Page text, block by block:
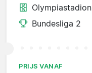
Olympiastadion
Bundesliga 2
PRIJS VANAF